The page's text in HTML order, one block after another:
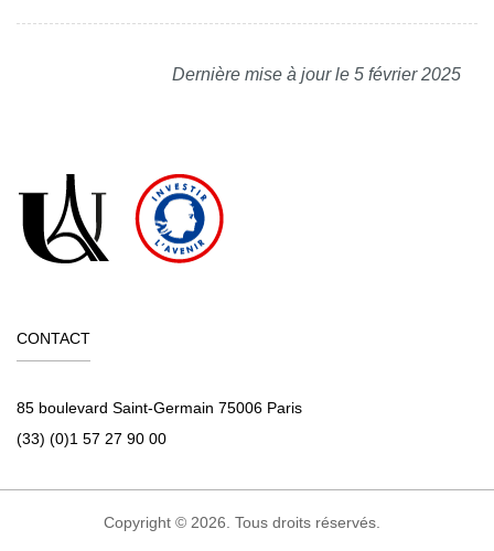
Dernière mise à jour le 5 février 2025
CONTACT
85 boulevard Saint-Germain 75006 Paris
(33) (0)1 57 27 90 00
Copyright © 2026. Tous droits réservés.